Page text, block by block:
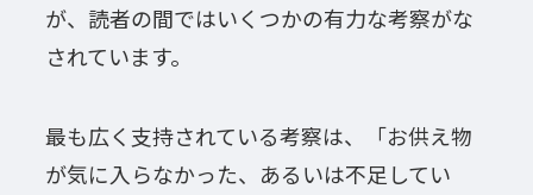
が、読者の間ではいくつかの有力な考察がな
されています。
最も広く支持されている考察は、「お供え物
が気に入らなかった、あるいは不足してい